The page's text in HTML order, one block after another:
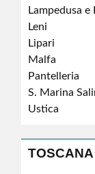
Lampedusa e
Leni
Lipari
Malfa
Pantelleria
S. Marina
Ustica
TOSCANA